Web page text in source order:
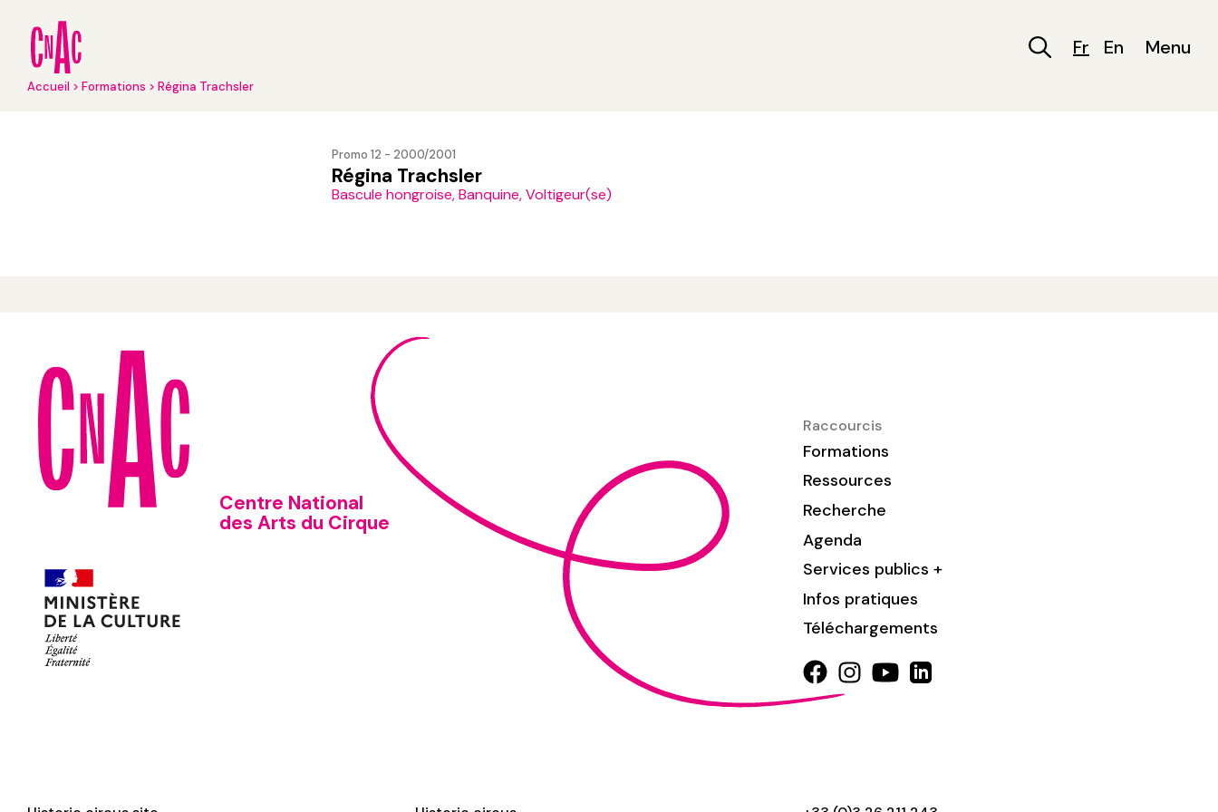
contenu
principal
Fr En Menu
Fil
Accueil Formations Régina Trachsler
Promo 12 - 2000/2001
Régina Trachsler
Bascule hongroise, Banquine, Voltigeur(se)
Centre National
des Arts du Cirque
Raccourcis
Formations
Ressources
Recherche
Agenda
Services publics +
Infos pratiques
Téléchargements